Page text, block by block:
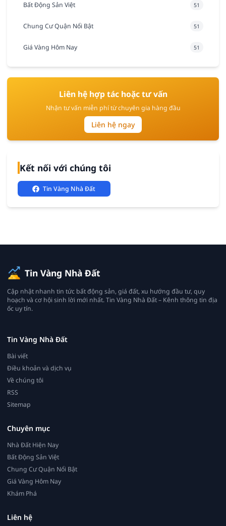
Bất Động Sản Việt 51
Chung Cư Quận Nổi Bật 51
Giá Vàng Hôm Nay 51
Liên hệ hợp tác hoặc tư vấn
Nhận tư vấn miễn phí từ chuyên gia hàng đầu
Liên hệ ngay
Kết nối với chúng tôi
Tin Vàng Nhà Đất
Tin Vàng Nhà Đất
Cập nhật nhanh tin tức bất động sản, giá đất, xu hướng đầu tư, quy
hoạch và cơ hội sinh lời mới nhất. Tin Vàng Nhà Đất – Kênh thông tin địa
ốc uy tín.
Tin Vàng Nhà Đất
Bài viết
Điều khoản và dịch vụ
Về chúng tôi
RSS
Sitemap
Chuyên mục
Nhà Đất Hiện Nay
Bất Động Sản Việt
Chung Cư Quận Nổi Bật
Giá Vàng Hôm Nay
Khám Phá
Liên hệ